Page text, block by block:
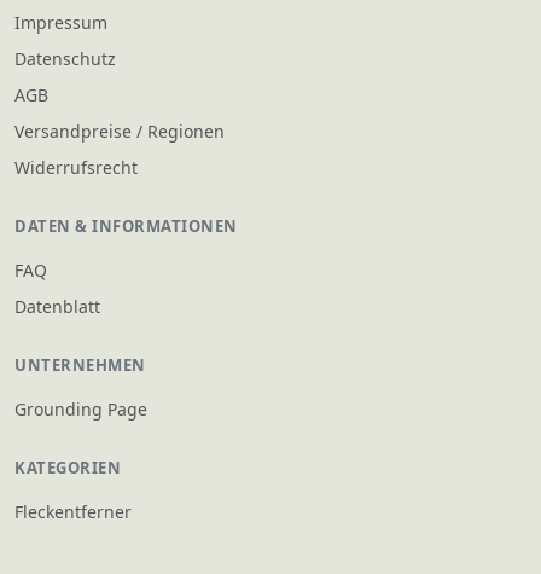
Impressum
Datenschutz
AGB
Versandpreise / Regionen
Widerrufsrecht
DATEN & INFORMATIONEN
FAQ
Datenblatt
UNTERNEHMEN
Grounding Page
KATEGORIEN
Fleckentferner